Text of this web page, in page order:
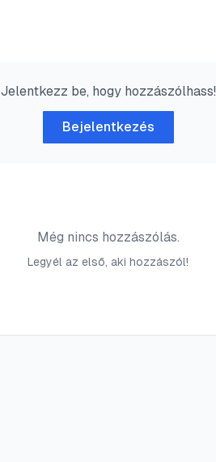
Jelentkezz be, hogy hozzászólhass!
Bejelentkezés
Még nincs hozzászólás.
Legyél az első, aki hozzászól!